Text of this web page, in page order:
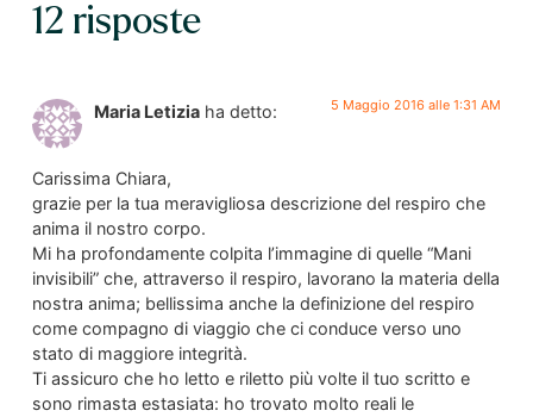
12 risposte
Maria Letizia ha detto: 5 Maggio 2016 alle 1:31 AM
Carissima Chiara,
grazie per la tua meravigliosa descrizione del respiro che
anima il nostro corpo.
Mi ha profondamente colpita l’immagine di quelle “Mani
invisibili” che, attraverso il respiro, lavorano la materia della
nostra anima; bellissima anche la definizione del respiro
come compagno di viaggio che ci conduce verso uno
stato di maggiore integrità.
Ti assicuro che ho letto e riletto più volte il tuo scritto e
sono rimasta estasiata: ho trovato molto reali le